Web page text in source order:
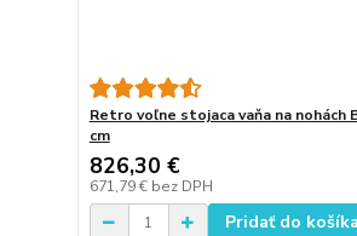
Retro voľne stojaca vaňa na nohách
cm
826,30 €
671,79 € bez DPH
Pridať do košíka